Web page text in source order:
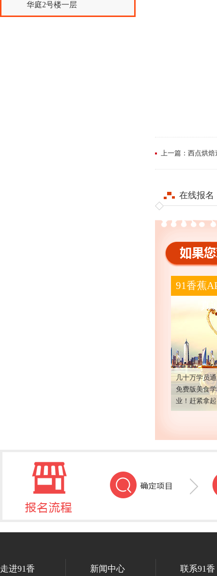
华庭2号楼一层
上一篇：西点烘
在线报名
91香蕉
真
几十万学员
免费版美食
业！赶紧拿
走进91香 新闻中心 联系91香